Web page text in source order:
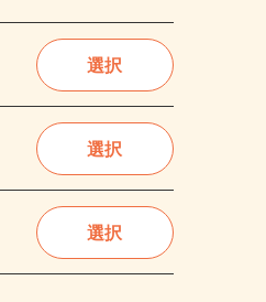
選択
選択
選択